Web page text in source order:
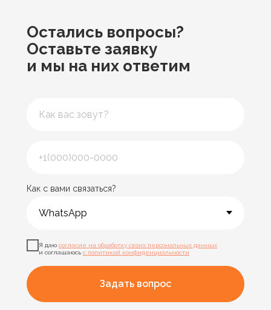
Остались вопросы?
Оставьте заявку
и мы на них ответим
Как с вами связаться?
Я даю согласие на обработку своих персональных данных
и соглашаюсь с политикой конфиденциальности
Задать вопрос